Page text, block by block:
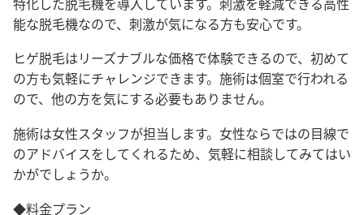
能な脱毛機なので、刺激が気になる方も安心です。
ヒゲ脱毛はリーズナブルな価格で体験できるので、初めて
の方も気軽にチャレンジできます。施術は個室で行われる
ので、他の方を気にする必要もありません。
施術は女性スタッフが担当します。女性ならではの目線で
のアドバイスをしてくれるため、気軽に相談してみてはい
かがでしょうか。
◆料金プラン